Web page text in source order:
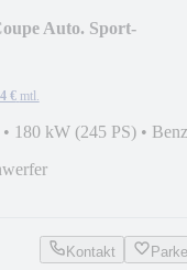
Auto. Sport-
€ mtl.
• 180 kW (245 PS) •
Kontakt